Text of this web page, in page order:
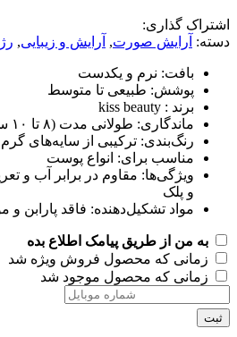
گذاری:
آرایش صورت, آرایش و زیبایی,
بافت: نرم و یکدست
پوشش: طبیعی تا متوسط
برند : kiss beauty
ماندگاری: طولانی مدت (۸ تا ۱۰ ساعت)
رنگ‌بندی: ترکیبی از سایه‌های گرم و
مناسب برای: انواع پوست
ویژگی‌ها: مقاوم در برابر آب و
و پلک
مواد تشکیل‌دهنده: فاقد پارابن و
به من از طریق پیامک اطلاع بده
زمانی که محصول فروش ویژه شد
زمانی که محصول موجود شد